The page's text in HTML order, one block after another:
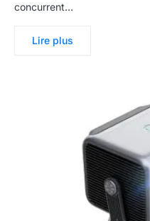
concurrent…
Lire plus